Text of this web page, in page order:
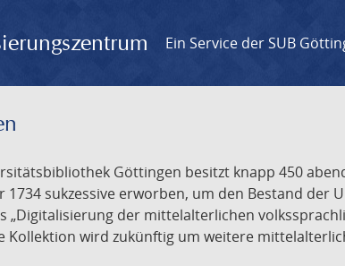
Ein Service der SUB
Göttingen besitzt knapp 450
sukzessive erworben, um den Bestand der
der mittelalterlichen
Kollektion wird zukünftig um weitere